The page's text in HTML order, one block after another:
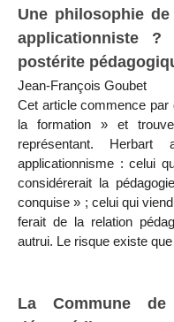
Une philosophie
applicationniste
postérite
Jean-François Goubet
Cet article commence par
la formation » et
représentant.
applicationnisme : celui
considérerait la
conquise » ; celui qui
ferait de la relation
autrui. Le risque existe
La Commune